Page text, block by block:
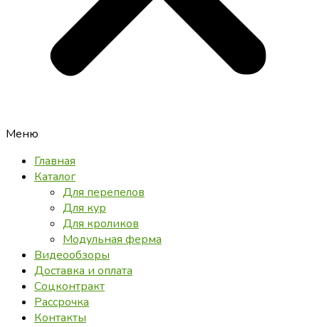
Меню
Главная
Каталог
Для перепелов
Для кур
Для кроликов
Модульная ферма
Видеообзоры
Доставка и оплата
Соцконтракт
Рассрочка
Контакты